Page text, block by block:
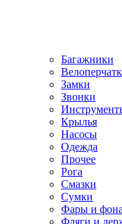
Багажники
Замки
Звонки
Крылья
Насосы
Одежда
Прочее
Рога
Смазки
Сумки
Фары и
Фляги и